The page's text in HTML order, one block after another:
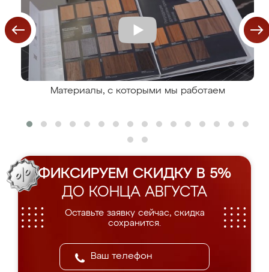
Материалы, с которыми мы работаем
ФИКСИРУЕМ СКИДКУ В 5%
ДО КОНЦА АВГУСТА
Оставьте заявку сейчас, скидка
сохранится.